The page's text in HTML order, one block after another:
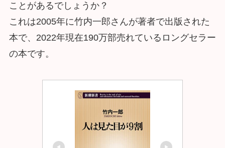
ことがあるでしょうか？
これは2005年に竹内一郎さんが著者で出版された
本で、2022年現在190万部売れているロングセラー
の本です。